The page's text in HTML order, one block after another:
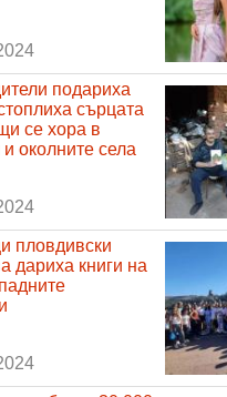
подариха
сърцата
се хора в
околните села
пловдивски
дариха книги на